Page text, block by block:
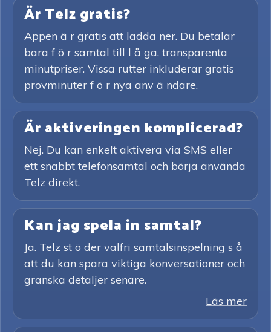
Är Telz gratis?
Appen ä r gratis att ladda ner. Du betalar
bara f ö r samtal till l å ga, transparenta
minutpriser. Vissa rutter inkluderar gratis
provminuter f ö r nya anv ä ndare.
Är aktiveringen komplicerad?
Nej. Du kan enkelt aktivera via SMS eller
ett snabbt telefonsamtal och börja använda
Telz direkt.
Kan jag spela in samtal?
Ja. Telz st ö der valfri samtalsinspelning s å
att du kan spara viktiga konversationer och
granska detaljer senare.
Läs mer